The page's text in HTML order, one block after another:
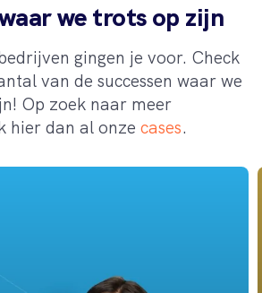
we trots op zijn
gingen je voor. Check
van de successen waar we
Op zoek naar meer
hier dan al onze cases.